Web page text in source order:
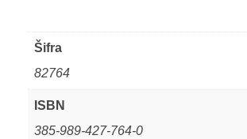
Šifra
82764
ISBN
385-989-427-764-0